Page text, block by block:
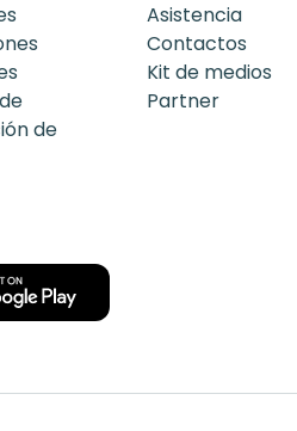
de
Asistencia
Contactos
Kit de medios
Partner